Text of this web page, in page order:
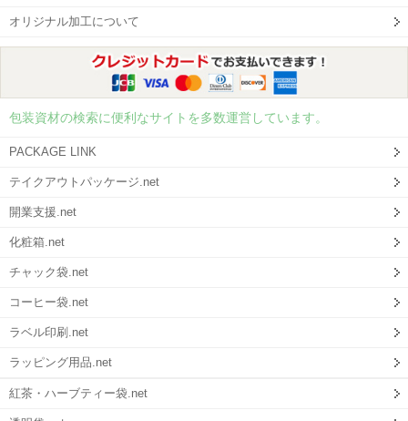
オリジナル加工について
包装資材の検索に便利なサイトを多数運営しています。
PACKAGE LINK
テイクアウトパッケージ.net
開業支援.net
化粧箱.net
チャック袋.net
コーヒー袋.net
ラベル印刷.net
ラッピング用品.net
紅茶・ハーブティー袋.net